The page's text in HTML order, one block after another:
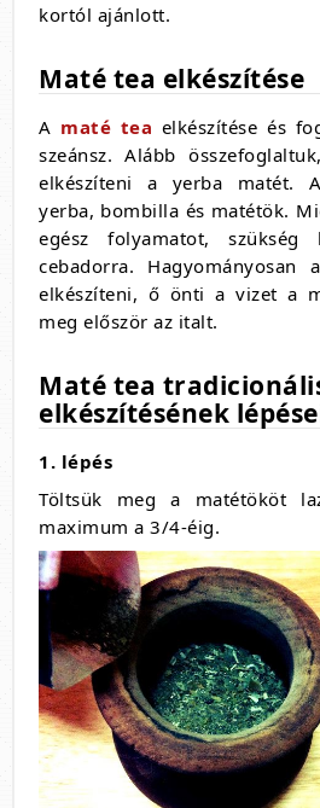
kortól ajánlott.
Maté tea elkészítése
A maté tea elkészítése és
szeánsz. Alább
elkészíteni a yerba matét.
yerba, bombilla és matétök.
egész folyamatot,
cebadorra.
elkészíteni, ő önti a vizet a
meg először az italt.
Maté tea
elkészítésének
1. lépés
Töltsük meg a matétököt
maximum a 3/4-éig.